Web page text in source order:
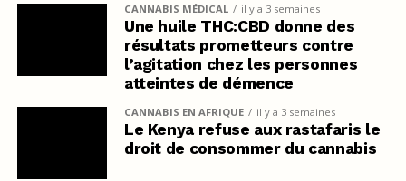
CANNABIS MÉDICAL il y a 3 semaines
Une huile THC:CBD donne des
résultats prometteurs contre
l’agitation chez les personnes
atteintes de démence
CANNABIS EN AFRIQUE il y a 3 semaines
Le Kenya refuse aux rastafaris le
droit de consommer du cannabis